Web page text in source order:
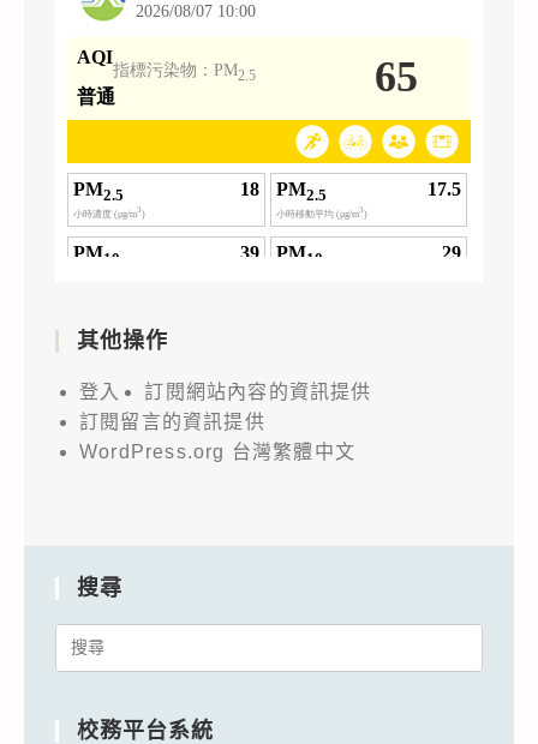
其他操作
登入
訂閱網站內容的資訊提供
訂閱留言的資訊提供
WordPress.org 台灣繁體中文
搜尋
Search
校務平台系統